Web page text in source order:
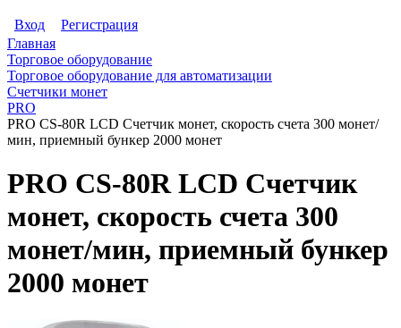
Вход
Регистрация
Главная
Торговое оборудование
Торговое оборудование для автоматизации
Счетчики монет
PRO
PRO CS-80R LCD Счетчик монет, скорость счета 300 монет/
мин, приемный бункер 2000 монет
PRO CS-80R LCD Счетчик
монет, скорость счета 300
монет/мин, приемный бункер
2000 монет